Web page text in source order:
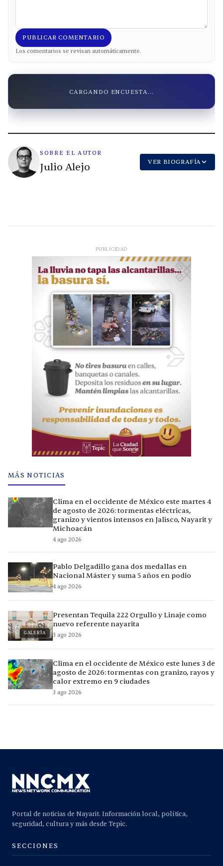
PUBLICAR COMENTARIO
Los comentarios se revisan automáticamente.
CARGANDO ENCUESTA...
SOBRE EL AUTOR
Julio Alejo VER BIOGRAFÍA
PUBLICIDAD
MÁS NOTICIAS
Clima en el occidente de México este martes 4
de agosto de 2026: tormentas eléctricas,
granizo y vientos intensos en Jalisco, Nayarit y
Michoacán
4 ago 2026
Pablo Delgadillo gana dos medallas en
Nacional Máster y suma 5 años en podio
4 ago 2026
GALERÍA
Presentan Tequila 222 Orgullo y Linaje como
nuevo referente nayarita
3 ago 2026
Clima en el occidente de México este lunes 3 de
agosto de 2026: tormentas con granizo, rayos y
calor extremo en 9 ciudades
3 ago 2026
Portal de noticias de Nayarit. Información local, política,
seguridad, cultura y más desde Tepic.
SECCIONES